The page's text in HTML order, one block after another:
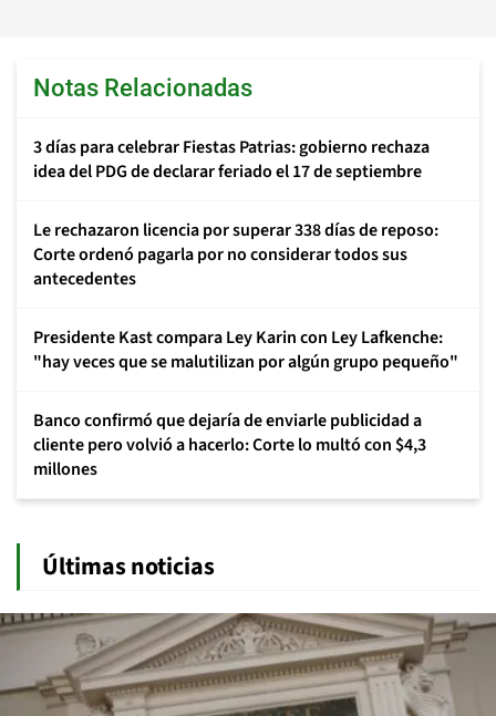
Notas Relacionadas
3 días para celebrar Fiestas Patrias: gobierno rechaza
idea del PDG de declarar feriado el 17 de septiembre
Le rechazaron licencia por superar 338 días de reposo:
Corte ordenó pagarla por no considerar todos sus
antecedentes
Presidente Kast compara Ley Karin con Ley Lafkenche:
"hay veces que se malutilizan por algún grupo pequeño"
Banco confirmó que dejaría de enviarle publicidad a
cliente pero volvió a hacerlo: Corte lo multó con $4,3
millones
Últimas noticias